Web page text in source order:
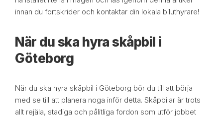
innan du fortskrider och kontaktar din lokala biluthyrare!
När du ska hyra skåpbil i
Göteborg
När du ska hyra skåpbil i Göteborg bör du till att börja
med se till att planera noga inför detta. Skåpbilar är trots
allt rejäla, stadiga och pålitliga fordon som utför jobbet